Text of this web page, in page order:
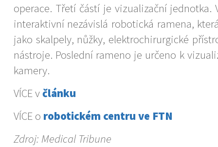
operace. Třetí částí je vizualizační jednotka.
interaktivní nezávislá robotická ramena,
jako skalpely, nůžky, elektrochirurgické
nástroje. Poslední rameno je určeno k
kamery.
VÍCE včlánku
VÍCE o robotickém centru ve FTN
Zdroj: Medical Tribune